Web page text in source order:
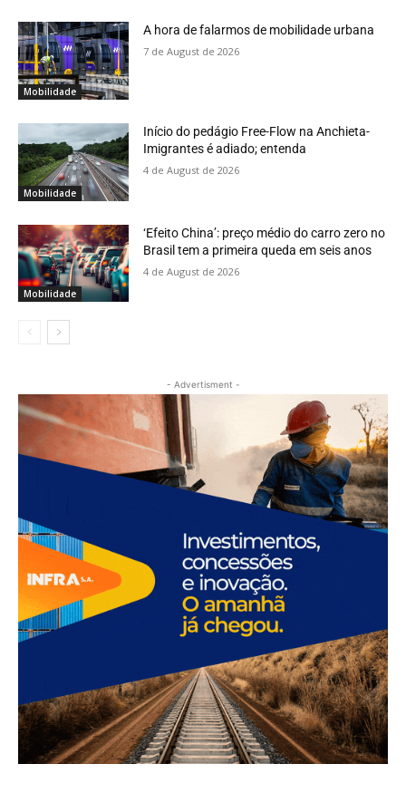
Mobilidade
A hora de falarmos de mobilidade urbana
7 de August de 2026
Mobilidade
Início do pedágio Free-Flow na Anchieta-
Imigrantes é adiado; entenda
4 de August de 2026
Mobilidade
‘Efeito China’: preço médio do carro zero no
Brasil tem a primeira queda em seis anos
4 de August de 2026
- Advertisment -